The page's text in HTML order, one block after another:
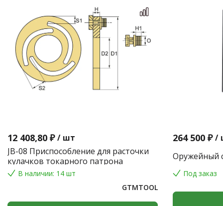
12 408,80 ₽ / шт
JB-08 Приспособление для расточки
кулачков токарного патрона
В наличии: 14 шт
GTMTOOL
264 500 ₽ /
Оружейный
Под заказ